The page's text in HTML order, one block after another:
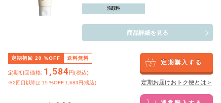
洗顔料
商品詳細を見る
定期初回 20 %OFF 送料無料
定期初回価格: 1,584円(税込)
※2回目以降は 15 %OFF 1,683円(税込)
定期購入する
定期お届けおトク便とは＞